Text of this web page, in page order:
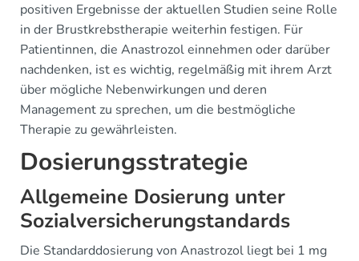
positiven Ergebnisse der aktuellen Studien seine Rolle
in der Brustkrebstherapie weiterhin festigen. Für
Patientinnen, die Anastrozol einnehmen oder darüber
nachdenken, ist es wichtig, regelmäßig mit ihrem Arzt
über mögliche Nebenwirkungen und deren
Management zu sprechen, um die bestmögliche
Therapie zu gewährleisten.
Dosierungsstrategie
Allgemeine Dosierung unter
Sozialversicherungstandards
Die Standarddosierung von Anastrozol liegt bei 1 mg